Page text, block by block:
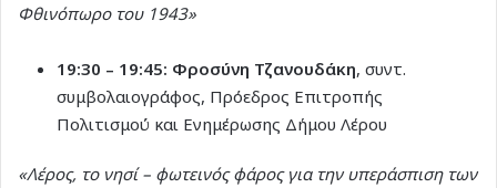
Φθινόπωρο του 1943»
19:30 – 19:45: Φροσύνη Τζανουδάκη, συντ.
συμβολαιογράφος, Πρόεδρος Επιτροπής
Πολιτισμού και Ενημέρωσης Δήμου Λέρου
«Λέρος, το νησί – φωτεινός φάρος για την υπεράσπιση των